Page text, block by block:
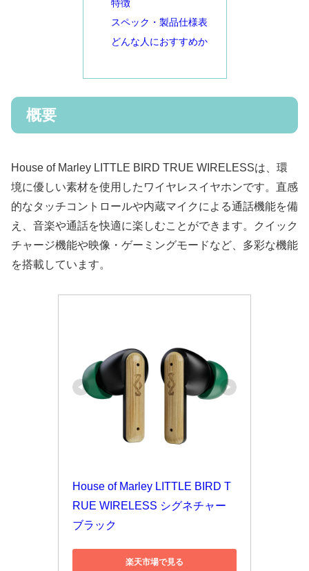
特徴
スペック・製品仕様表
どんな人におすすめか
概要
House of Marley LITTLE BIRD TRUE WIRELESSは、環
境に優しい素材を使用したワイヤレスイヤホンです。直感
的なタッチコントロールや内蔵マイクによる通話機能を備
え、音楽や通話を快適に楽しむことができます。クイック
チャージ機能や映像・ゲーミングモードなど、多彩な機能
を搭載しています。
House of Marley LITTLE BIRD T
RUE WIRELESS シグネチャー
ブラック
楽天市場で見る